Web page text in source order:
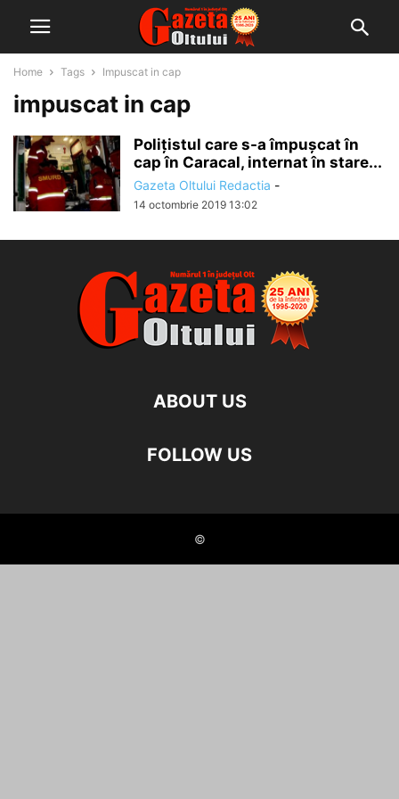
Home Tags Impuscat in cap
impuscat in cap
Poliţistul care s-a împuşcat în
cap în Caracal, internat în stare...
Gazeta Oltului Redactia -
14 octombrie 2019 13:02
ABOUT US
FOLLOW US
©